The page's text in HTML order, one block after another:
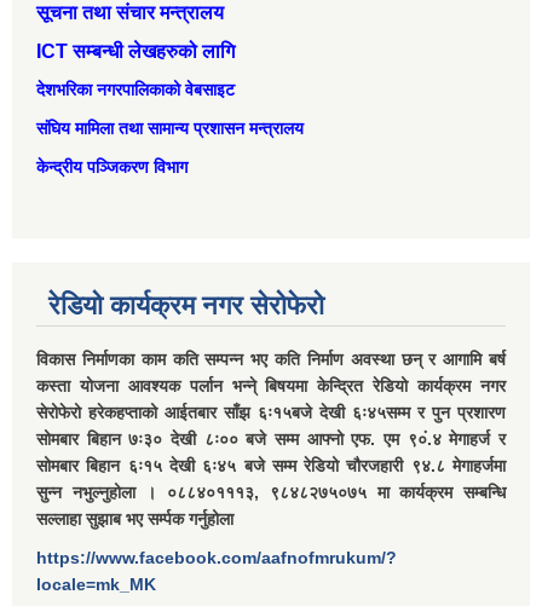
सूचना तथा संचार मन्त्रालय
ICT सम्बन्धी लेखहरुको लागि
देशभरिका नगरपालिकाको वेबसाइट
संघिय मामिला तथा सामान्‍य प्रशासन मन्त्रालय
केन्द्रीय पञ्जिकरण विभाग
रेडियो कार्यक्रम नगर सेरोफेरो
विकास निर्माणका काम कति सम्पन्न भए कति निर्माण अवस्था छन् र आगामि बर्ष
कस्ता योजना आवश्यक पर्लान भन्ने् बिषयमा केन्द्रित रेडियो कार्यक्रम नगर
सेरोफेरो हरेकहप्ताको आईतबार साँझ ६ः१५बजे देखी ६ः४५सम्म र पुन प्रशारण
सोमबार बिहान ७ः३० देखी ८ः०० बजे सम्म आफ्नो एफ. एम ९०ं.४ मेगाहर्ज र
सोमबार बिहान ६ः१५ देखी ६ः४५ बजे सम्म रेडियो चौरजहारी ९४.८ मेगाहर्जमा
सुन्न नभुल्नुहोला । ०८८४०१११३, ९८४८२७५०७५ मा कार्यक्रम सम्बन्धि
सल्लाहा सुझाब भए सर्म्पक गर्नुहोला
https://www.facebook.com/aafnofmrukum/?
locale=mk_MK